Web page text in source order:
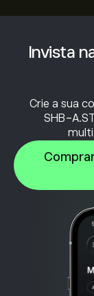
Invista
Crie a sua
SHB-